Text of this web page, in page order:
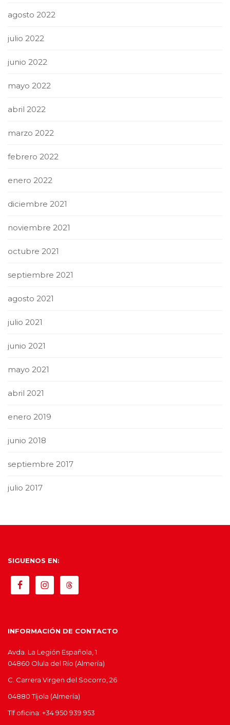
agosto 2022
julio 2022
junio 2022
mayo 2022
abril 2022
marzo 2022
febrero 2022
enero 2022
diciembre 2021
noviembre 2021
octubre 2021
septiembre 2021
agosto 2021
julio 2021
junio 2021
mayo 2021
abril 2021
enero 2019
junio 2018
septiembre 2017
julio 2017
SIGUENOS EN:
INFORMACIÓN DE CONTACTO
Avda. La Legión Española, 1
04860 Olula del Río (Almería)
C. Carrera Virgen del Socorro, 26
04880 Tíjola (Almería)
Tlf oficina: +34 950 939 953